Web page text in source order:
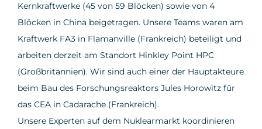
Kernkraftwerke (45 von 59 Blöcken) sowie von 4
Blöcken in China beigetragen. Unsere Teams waren am
Kraftwerk FA3 in Flamanville (Frankreich) beteiligt und
arbeiten derzeit am Standort Hinkley Point HPC
(Großbritannien). Wir sind auch einer der Hauptakteure
beim Bau des Forschungsreaktors Jules Horowitz für
das CEA in Cadarache (Frankreich).
Unsere Experten auf dem Nuklearmarkt koordinieren